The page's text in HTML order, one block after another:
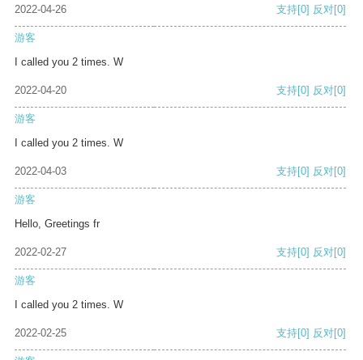
2022-04-26 支持[0] 反对[0]
游客
I called you 2 times. W
2022-04-20 支持[0] 反对[0]
游客
I called you 2 times. W
2022-04-03 支持[0] 反对[0]
游客
Hello, Greetings fr
2022-02-27 支持[0] 反对[0]
游客
I called you 2 times. W
2022-02-25 支持[0] 反对[0]